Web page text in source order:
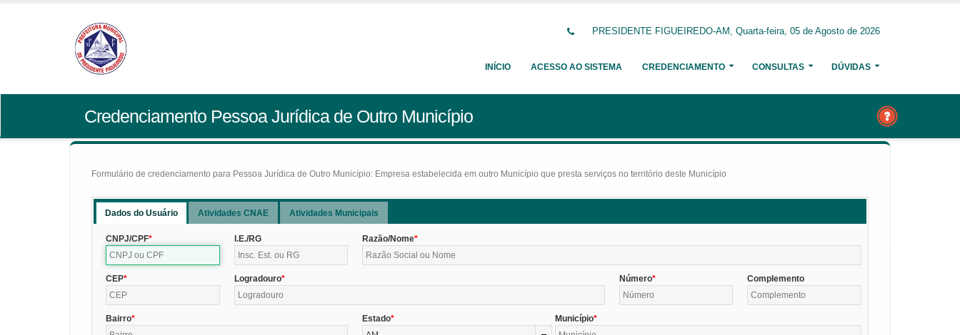
PRESIDENTE FIGUEIREDO-AM, Quarta-feira, 05 de Agosto de 2026
INÍCIO ACESSO AO SISTEMA CREDENCIAMENTO CONSULTAS DÚVIDAS
Credenciamento Pessoa Jurídica de Outro Município
Formulário de credenciamento para Pessoa Jurídica de Outro Município: Empresa estabelecida em outro Município que presta serviços no território deste Município
Dados do Usuário Atividades CNAE Atividades Municipais
CNPJ/CPF I.E./RG Razão/Nome
CEP Logradouro Número Complemento
Bairro
Estado
Município